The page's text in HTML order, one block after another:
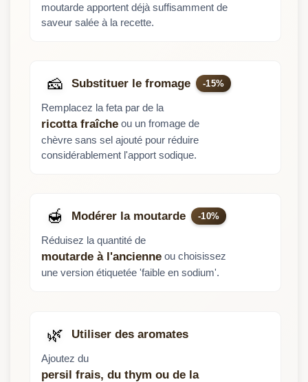
moutarde apportent déjà suffisamment de
saveur salée à la recette.
🧀 Substituer le fromage -15%
Remplacez la feta par de la
ricotta fraîche ou un fromage de
chèvre sans sel ajouté pour réduire
considérablement l'apport sodique.
🍯 Modérer la moutarde -10%
Réduisez la quantité de
moutarde à l'ancienne ou choisissez
une version étiquetée 'faible en sodium'.
🌿 Utiliser des aromates
Ajoutez du
persil frais, du thym ou de la